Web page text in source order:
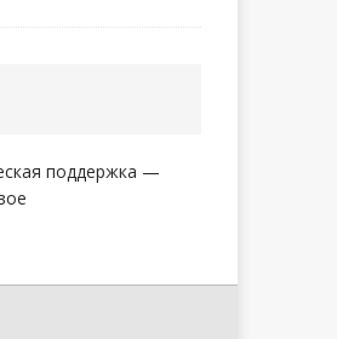
поддержка —